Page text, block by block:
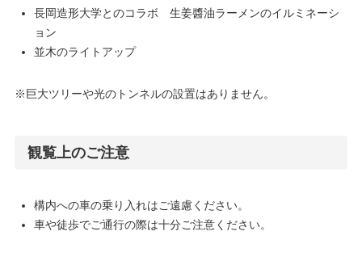
長岡造形大学とのコラボ 生姜醬油ラーメンのイルミネーシ
ョン
並木のライトアップ
※巨大ツリーや光のトンネルの設置はありません。
観覧上のご注意
構内への車の乗り入れはご遠慮ください。
車や徒歩でご通行の際は十分ご注意ください。